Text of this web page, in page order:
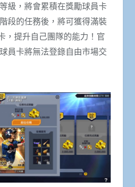
級，將會累積在獎勵球員卡
段的任務後，將可獲得滿裝
，提升自己團隊的能力！官
員卡將無法登錄自由市場交